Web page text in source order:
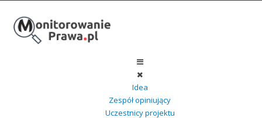
Idea
Zespół opiniujący
Uczestnicy projektu